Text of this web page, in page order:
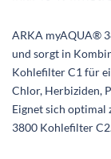
ARKA myAQUA®
und sorgt in
Kohlefilter C1 für
Chlor, Herbiziden,
Eignet sich
3800 Kohlefilter